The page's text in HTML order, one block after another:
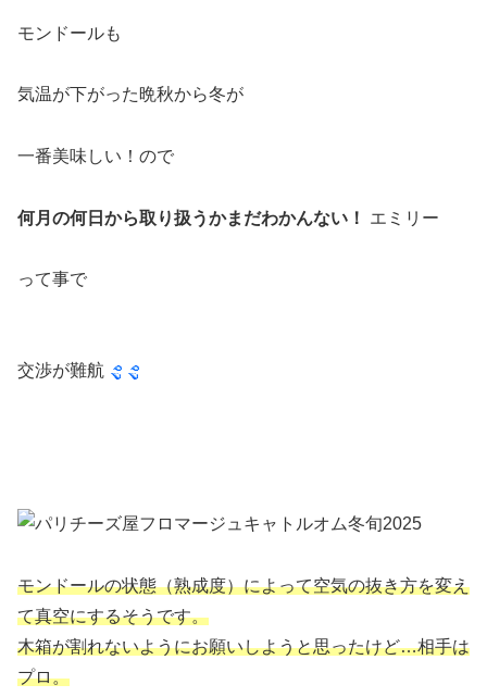
モンドールも
気温が下がった晩秋から冬が
一番美味しい！ので
何月の何日から取り扱うかまだわかんない！ エミリー
って事で
交渉が難航
モンドールの状態（熟成度）によって空気の抜き方を変え
て真空にするそうです。
木箱が割れないようにお願いしようと思ったけど…相手は
プロ。